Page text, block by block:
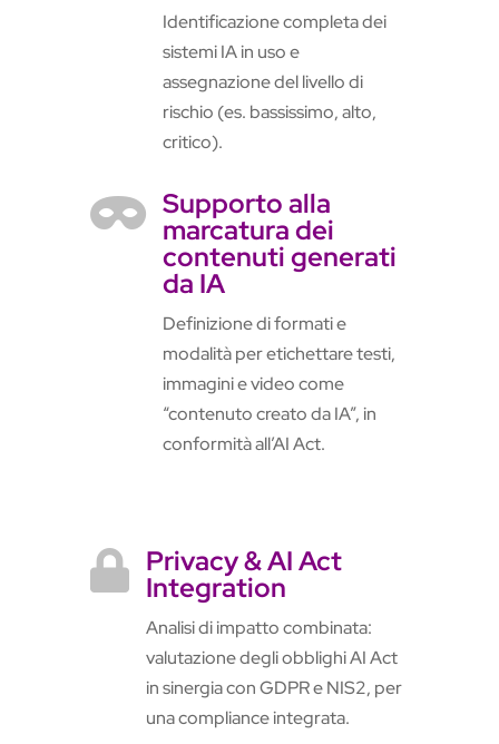
Identificazione completa dei
sistemi IA in uso e
assegnazione del livello di
rischio (es. bassissimo, alto,
critico).
 Supporto alla
marcatura dei
contenuti generati
da IA
Definizione di formati e
modalità per etichettare testi,
immagini e video come
“contenuto creato da IA”, in
conformità all’AI Act.
 Privacy & AI Act
Integration
Analisi di impatto combinata:
valutazione degli obblighi AI Act
in sinergia con GDPR e NIS2, per
una compliance integrata.